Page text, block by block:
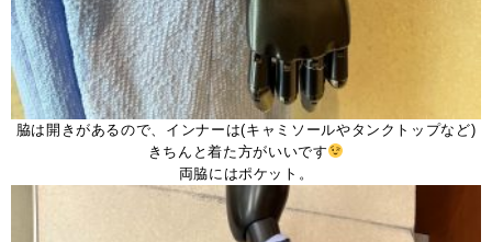
脇は開きがあるので、インナーは(キャミソールやタンクトップなど)
きちんと着た方がいいです
両脇にはポケット。